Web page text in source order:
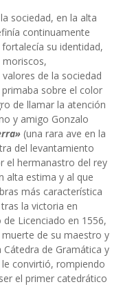
sociedad, en la alta
continuamente
su identidad,
moriscos,
de la sociedad
sobre el color
de llamar la atención
y amigo Gonzalo
(una rara ave en la
del levantamiento
el hermanastro del rey
alta estima y al que
más característica
la victoria en
Licenciado en 1556,
de su maestro y
de Gramática y
convirtió, rompiendo
el primer catedrático